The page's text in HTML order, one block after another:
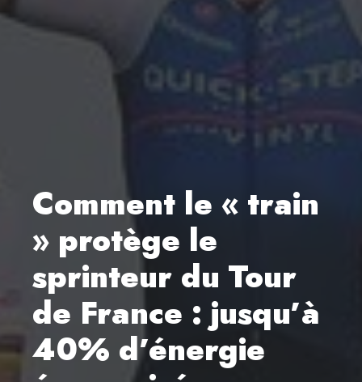
Comment le « train
» protège le
sprinteur du Tour
de France : jusqu’à
40% d’énergie